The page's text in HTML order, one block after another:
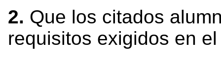
2. Que los citados
requisitos exigidos en